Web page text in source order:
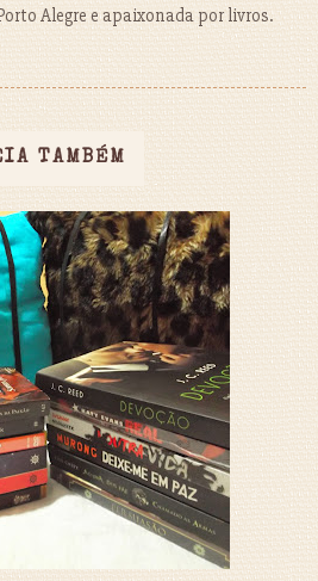
Alegre e apaixonada por livros.
TAMBÉM